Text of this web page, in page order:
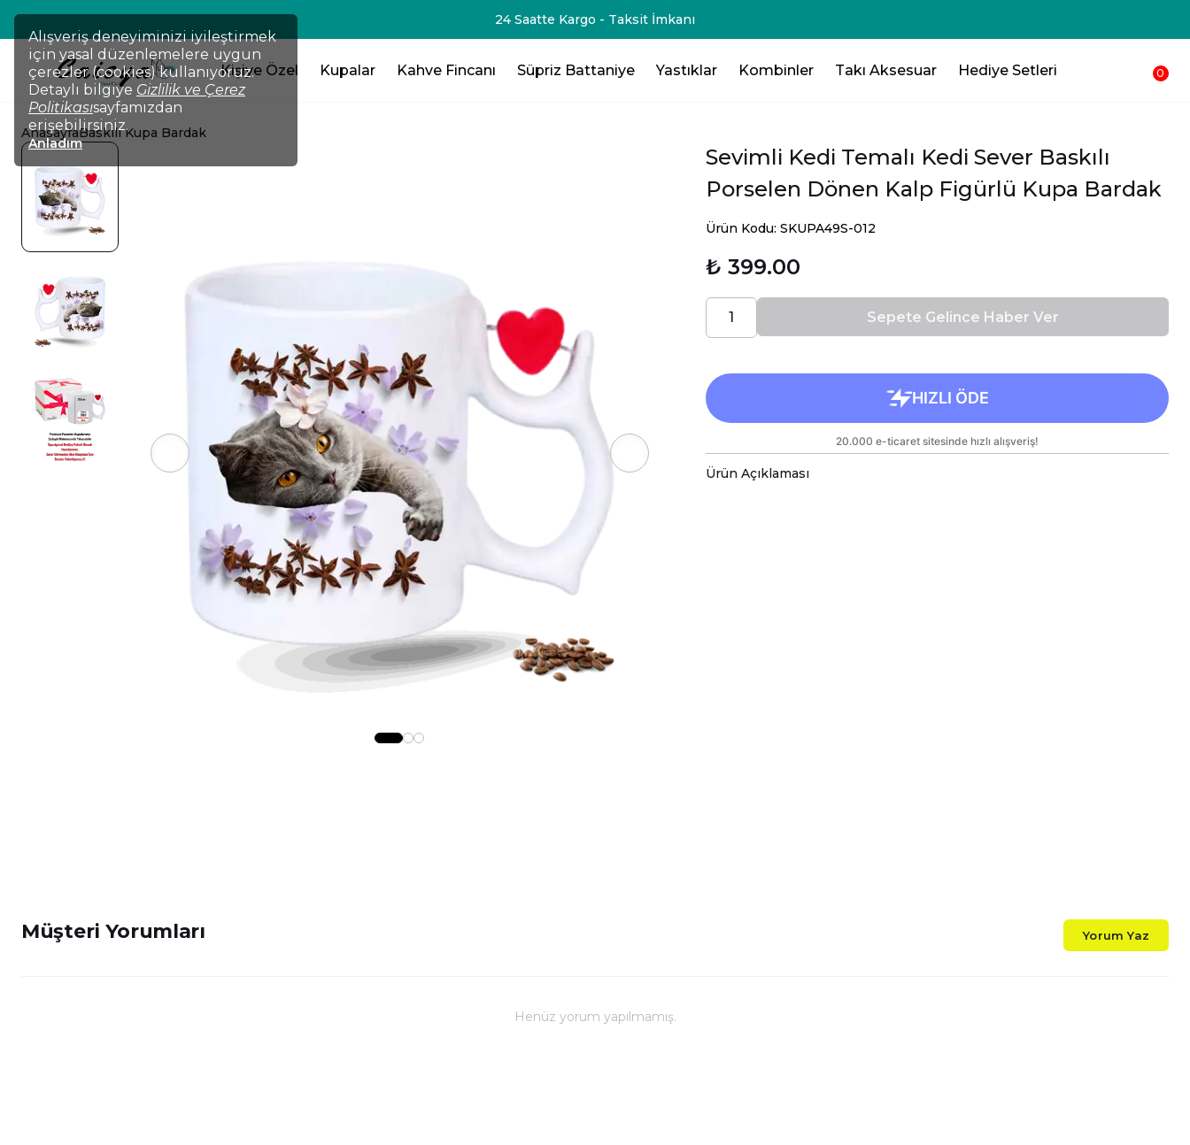
Alışveriş deneyiminizi iyileştirmek
için yasal düzenlemelere uygun
çerezler (cookies) kullanıyoruz.
Detaylı bilgiye Gizlilik ve Çerez
Politikasısayfamızdan
erişebilirsiniz.
Anladım
Ücretsiz Hızlı Kargo
Kişiye Özel Kupalar Kahve Fincanı Süpriz Battaniye Yastıklar Kombinler Takı Aksesuar Hediye Setleri 0
AnasayfaBaskılı Kupa Bardak
Sevimli Kedi Temalı Kedi Sever Baskılı
Porselen Dönen Kalp Figürlü Kupa Bardak
Ürün Kodu: SKUPA49S-012
₺ 399.00
Sepete Gelince Haber Ver
Ürün Açıklaması
Müşteri Yorumları Yorum Yaz
Henüz yorum yapılmamış.